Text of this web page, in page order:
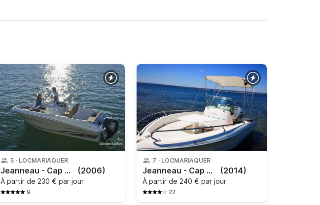
5 · LOCMARIAQUER
Jeanneau - Cap Camarat 515 (2006)
À partir de 230 € par jour
9
7 · LOCMARIAQUER
Jeanneau - Cap Camarat 535 (2014)
À partir de 240 € par jour
22